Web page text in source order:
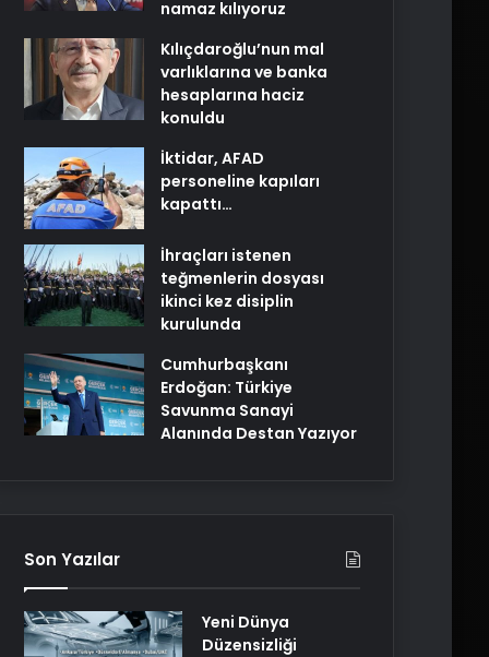
namaz kılıyoruz
Kılıçdaroğlu’nun mal
varlıklarına ve banka
hesaplarına haciz
konuldu
İktidar, AFAD
personeline kapıları
kapattı…
İhraçları istenen
teğmenlerin dosyası
ikinci kez disiplin
kurulunda
Cumhurbaşkanı
Erdoğan: Türkiye
Savunma Sanayi
Alanında Destan Yazıyor
Son Yazılar
Yeni Dünya
Düzensizliği